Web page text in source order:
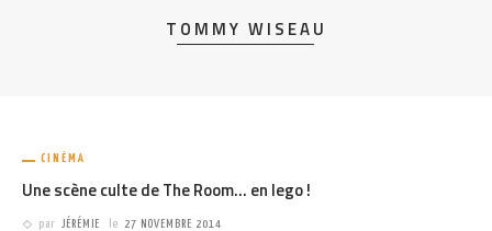
TOMMY WISEAU
CINÉMA
Une scène culte de The Room… en lego !
par JÉRÉMIE le 27 NOVEMBRE 2014